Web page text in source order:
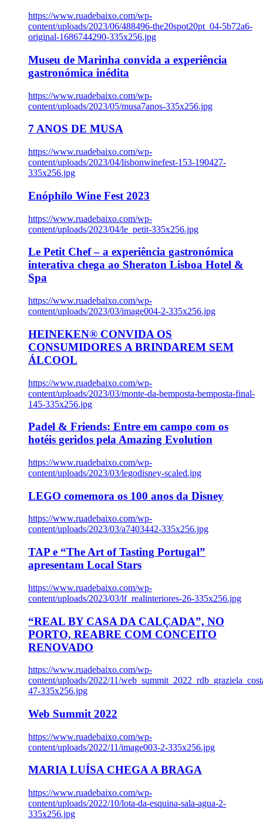
https://www.ruadebaixo.com/wp-
content/uploads/2023/06/488496-the20spot20pt_04-5b72a6-
original-1686744290-335x256.jpg
Museu de Marinha convida a experiência
gastronómica inédita
https://www.ruadebaixo.com/wp-
content/uploads/2023/05/musa7anos-335x256.jpg
7 ANOS DE MUSA
https://www.ruadebaixo.com/wp-
content/uploads/2023/04/lisbonwinefest-153-190427-
335x256.jpg
Enóphilo Wine Fest 2023
https://www.ruadebaixo.com/wp-
content/uploads/2023/04/le_petit-335x256.jpg
Le Petit Chef – a experiência gastronómica
interativa chega ao Sheraton Lisboa Hotel &
Spa
https://www.ruadebaixo.com/wp-
content/uploads/2023/03/image004-2-335x256.jpg
HEINEKEN® CONVIDA OS
CONSUMIDORES A BRINDAREM SEM
ÁLCOOL
https://www.ruadebaixo.com/wp-
content/uploads/2023/03/monte-da-bemposta-bemposta-final-
145-335x256.jpg
Padel & Friends: Entre em campo com os
hotéis geridos pela Amazing Evolution
https://www.ruadebaixo.com/wp-
content/uploads/2023/03/legodisney-scaled.jpg
LEGO comemora os 100 anos da Disney
https://www.ruadebaixo.com/wp-
content/uploads/2023/03/a7403442-335x256.jpg
TAP e “The Art of Tasting Portugal”
apresentam Local Stars
https://www.ruadebaixo.com/wp-
content/uploads/2023/03/lf_realinteriores-26-335x256.jpg
“REAL BY CASA DA CALÇADA”, NO
PORTO, REABRE COM CONCEITO
RENOVADO
https://www.ruadebaixo.com/wp-
content/uploads/2022/11/
47-335x256.jpg
Web Summit 2022
https://www.ruadebaixo.com/wp-
content/uploads/2022/11/image003-2-335x256.jpg
MARIA LUÍSA CHEGA A BRAGA
https://www.ruadebaixo.com/wp-
content/uploads/2022/10/lota-da-esquina-sala-agua-2-
335x256.jpg